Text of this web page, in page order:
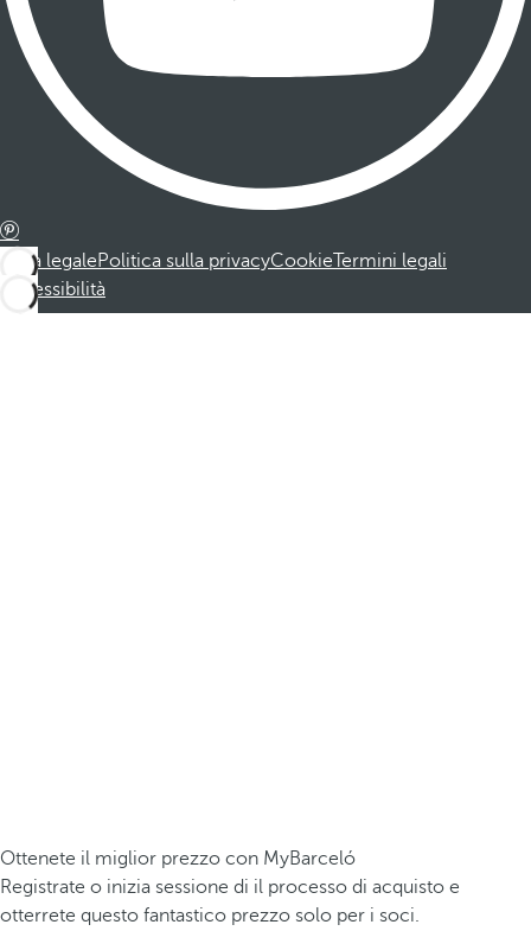
Nota legalePolitica sulla privacyCookieTermini legali
Accessibilità
Ottenete il miglior prezzo con MyBarceló
Registrate o inizia sessione di il processo di acquisto e
otterrete questo fantastico prezzo solo per i soci.